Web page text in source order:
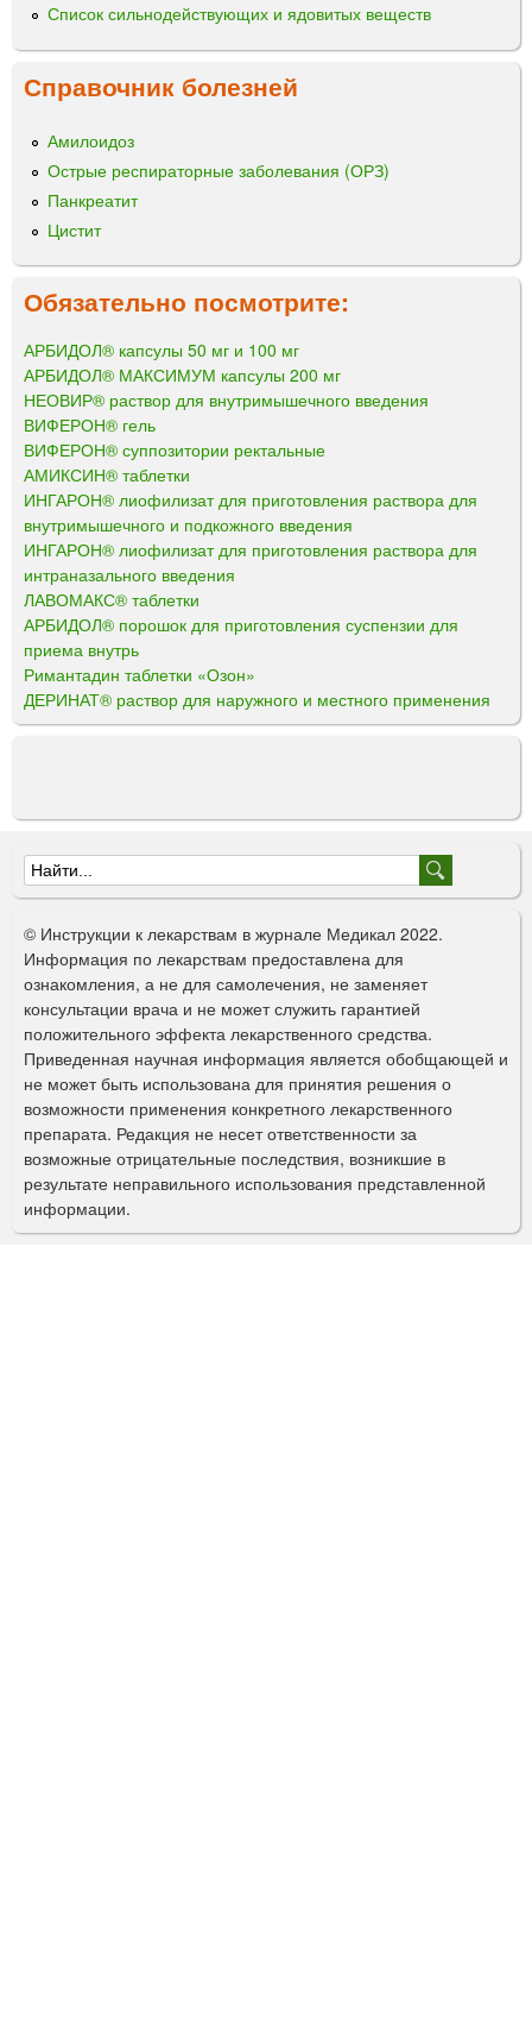
Список сильнодействующих и ядовитых веществ
Справочник болезней
Амилоидоз
Острые респираторные заболевания (ОРЗ)
Панкреатит
Цистит
Обязательно посмотрите:
АРБИДОЛ® капсулы 50 мг и 100 мг
АРБИДОЛ® МАКСИМУМ капсулы 200 мг
НЕОВИР® раствор для внутримышечного введения
ВИФЕРОН® гель
ВИФЕРОН® суппозитории ректальные
АМИКСИН® таблетки
ИНГАРОН® лиофилизат для приготовления раствора для
внутримышечного и подкожного введения
ИНГАРОН® лиофилизат для приготовления раствора для
интраназального введения
ЛАВОМАКС® таблетки
АРБИДОЛ® порошок для приготовления суспензии для
приема внутрь
Римантадин таблетки «Озон»
ДЕРИНАТ® раствор для наружного и местного применения
Ф
о
р
м
а
п
о
и
с
к
© Инструкции к лекарствам в журнале Медикал 2022.
Информация по лекарствам предоставлена для
ознакомления, а не для самолечения, не заменяет
консультации врача и не может служить гарантией
положительного эффекта лекарственного средства.
Приведенная научная информация является обобщающей и
не может быть использована для принятия решения о
возможности применения конкретного лекарственного
препарата. Редакция не несет ответственности за
возможные отрицательные последствия, возникшие в
результате неправильного использования представленной
информации.